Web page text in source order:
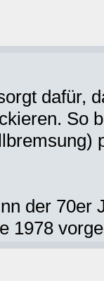
dafür,
So
der 70er
1978